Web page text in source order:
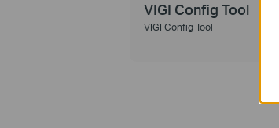
VIGI Config Tool
VIGI Config Tool